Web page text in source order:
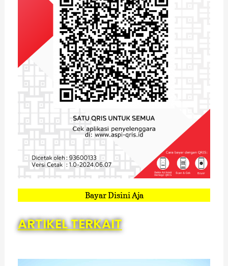
Bayar Disini Aja
ARTIKEL TERKAIT